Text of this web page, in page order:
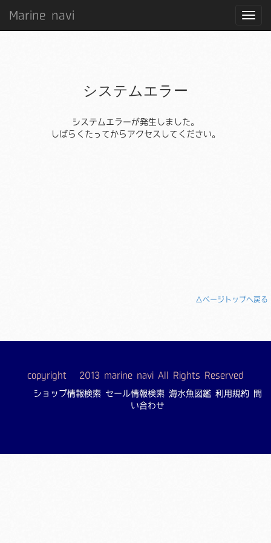
Marine navi
システムエラー
システムエラーが発生しました。
しばらくたってからアクセスしてください。
△ページトップへ戻る
copyright © 2013 marine navi All Rights Reserved
ショップ情報検索 セール情報検索 海水魚図鑑 利用規約
問
い合わせ